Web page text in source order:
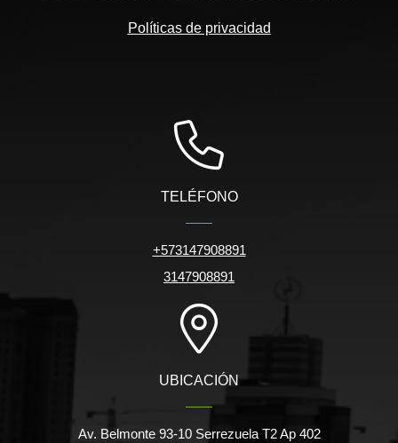
Políticas de privacidad
TELÉFONO
+573147908891
3147908891
UBICACIÓN
Av. Belmonte 93-10 Serrezuela T2 Ap 402